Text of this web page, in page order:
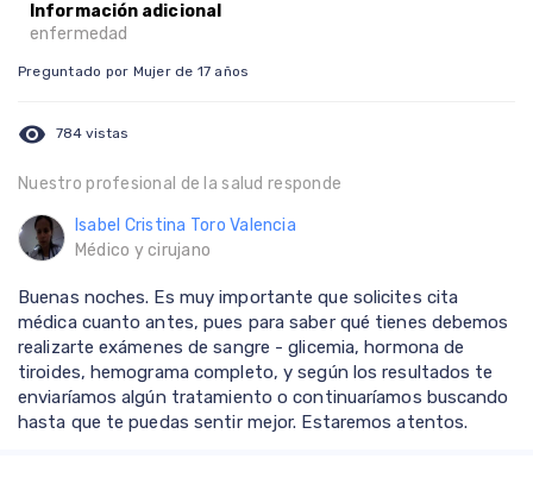
Información adicional
enfermedad
Preguntado por Mujer de 17 años
visibility 784 vistas
Nuestro profesional de la salud responde
Isabel Cristina Toro Valencia
Médico y cirujano
Buenas noches. Es muy importante que solicites cita
médica cuanto antes, pues para saber qué tienes debemos
realizarte exámenes de sangre - glicemia, hormona de
tiroides, hemograma completo, y según los resultados te
enviaríamos algún tratamiento o continuaríamos buscando
hasta que te puedas sentir mejor. Estaremos atentos.